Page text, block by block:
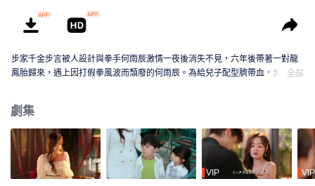
步家千金步言被人設計與拳手何雨辰激情一夜後消失不見，六年後帶著一對龍
鳳胎歸來，遇上因打假拳風波而頹廢的何雨辰。為給兒子配型臍帶血，步言決
全部
劇集
VIP VIP